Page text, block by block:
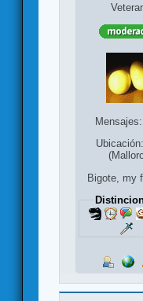
Bigote, my